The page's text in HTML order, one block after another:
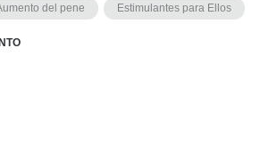
del pene Estimulantes para Ellos